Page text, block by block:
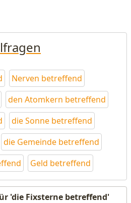
Nerven betreffend
den Atomkern betreffend
die Sonne betreffend
die Gemeinde betreffend
Geld betreffend
'die Fixsterne betreffend'